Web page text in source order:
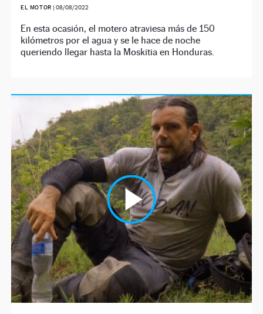
EL MOTOR | 08/08/2022
En esta ocasión, el motero atraviesa más de 150
kilómetros por el agua y se le hace de noche
queriendo llegar hasta la Moskitia en Honduras.